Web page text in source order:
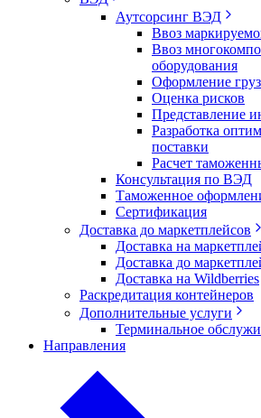
Аутсорсинг ВЭД
Ввоз
Ввоз
оборудования
Оформление
Оценка рисков
Представление
Разработка
поставки
Расчет
Консультация по ВЭД
Таможенное
Сертификация
Доставка до маркетплейсов
Доставка на
Доставка до
Доставка на Wildberries
Раскредитация контейнеров
Дополнительные услуги
Терминальное
Направления